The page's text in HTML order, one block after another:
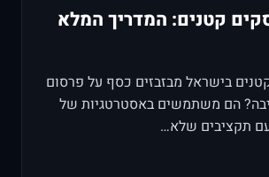
קטנים: המדריך המלא
בישראל מבזבזים כסף על פרסום
הם משתמשים באסטרטגיות של
תקציבים שלא…